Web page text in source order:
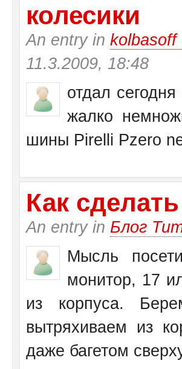
колесики
An entry in kolbasoff
11.3.2009, 18:48
отдал
жалко
шины Pirelli Pzero
Как
An entry in Блог
Мысль
монитор, 17
из корпуса.
вытряхиваем из
даже багетом